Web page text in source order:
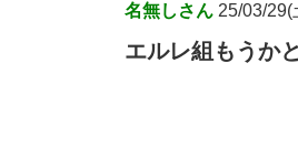
名無しさん 25/03/29(
エルレ組もうか